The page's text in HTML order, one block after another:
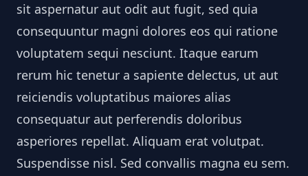
sit aspernatur aut odit aut fugit, sed quia
consequuntur magni dolores eos qui ratione
voluptatem sequi nesciunt. Itaque earum
rerum hic tenetur a sapiente delectus, ut aut
reiciendis voluptatibus maiores alias
consequatur aut perferendis doloribus
asperiores repellat. Aliquam erat volutpat.
Suspendisse nisl. Sed convallis magna eu sem.